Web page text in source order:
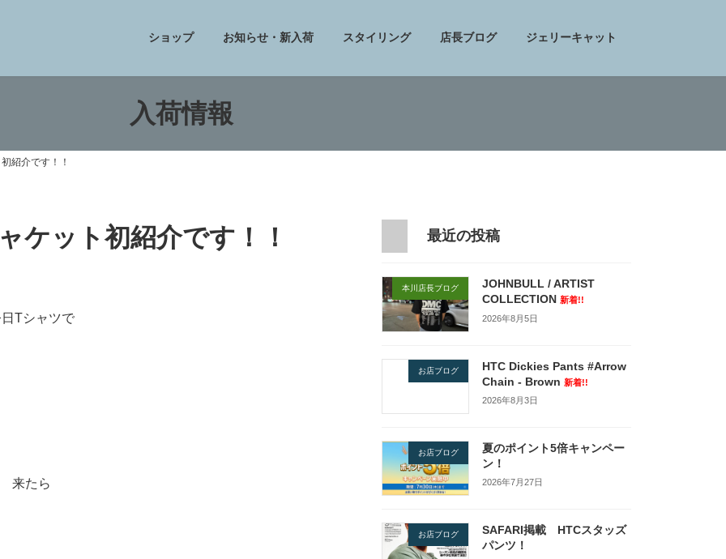
ショップ お知らせ・新入荷 スタイリング 店長ブログ ジェリーキャット
入荷情報
紹介です！！
ケット初紹介です！！
Tシャツで
来たら
最近の投稿
本川店長ブログ
JOHNBULL / ARTIST
COLLECTION 新着!!
2026年8月5日
お店ブログ
HTC Dickies Pants #Arrow
Chain - Brown 新着!!
2026年8月3日
お店ブログ
夏のポイント5倍キャンペー
ン！
2026年7月27日
お店ブログ
SAFARI掲載 HTCスタッズ
パンツ！